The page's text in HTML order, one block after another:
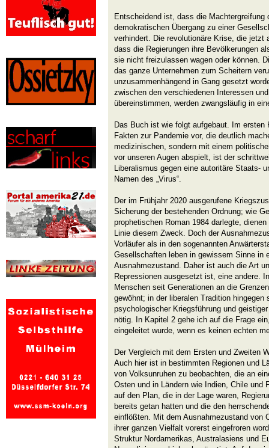
Entscheidend ist, dass die Machtergreifung
demokratischen Übergang zu einer
verhindert. Die revolutionäre Krise, die jetzt
dass die Regierungen ihre Bevölkerungen
sie nicht freizulassen wagen oder können.
das ganze Unternehmen zum Scheitern
unzusammenhängend in Gang gesetzt
zwischen den verschiedenen Interessen
übereinstimmen, werden zwangsläufig in
Das Buch ist wie folgt aufgebaut. Im
Fakten zur Pandemie vor, die deutlich
medizinischen, sondern mit einem
vor unseren Augen abspielt, ist der
Liberalismus gegen eine autoritäre Staats-
Namen des „Virus“.
Der im Frühjahr 2020 ausgerufene
Sicherung der bestehenden Ordnung; wie
prophetischen Roman 1984 darlegte,
Linie diesem Zweck. Doch der
Vorläufer als in den sogenannten
Gesellschaften leben in gewissem Sinne in
Ausnahmezustand. Daher ist auch die Art
Repressionen ausgesetzt ist, eine andere.
Menschen seit Generationen an die
gewöhnt; in der liberalen Tradition hingegen
psychologischer Kriegsführung und
nötig. In Kapitel 2 gehe ich auf die Frage
eingeleitet wurde, wenn es keinen echten
Der Vergleich mit dem Ersten und Zweiten
Auch hier ist in bestimmten Regionen und
von Volksunruhen zu beobachten, die an
Osten und in Ländern wie Indien, Chile und
auf den Plan, die in der Lage waren,
bereits getan hatten und die den
einflößten. Mit dem Ausnahmezustand von
ihrer ganzen Vielfalt vorerst eingefroren
Struktur Nordamerikas, Australasiens und